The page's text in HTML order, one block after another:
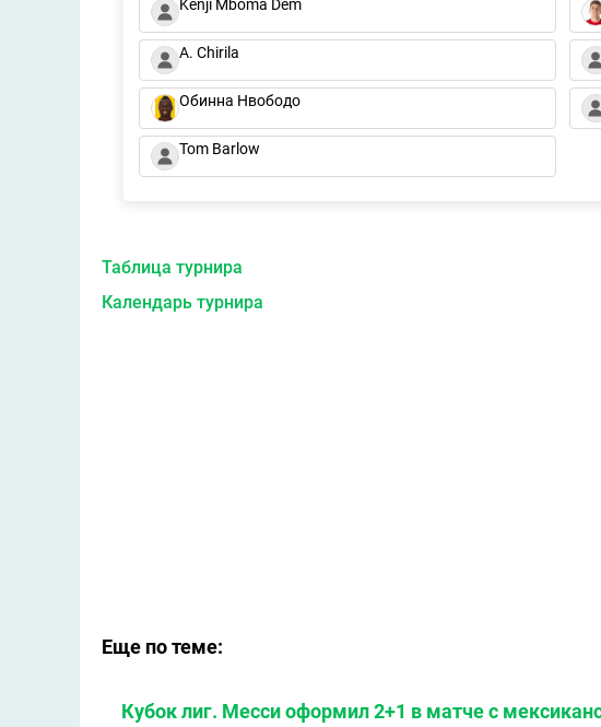
Kenji Mboma Dem
A. Chirila
Обинна Нвободо
Tom Barlow
Таблица турнира
Календарь турнира
Еще по теме:
Кубок лиг. Месси оформил 2+1 в матче с